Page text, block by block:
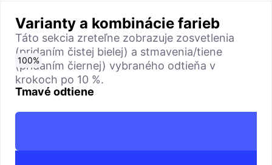
Varianty a kombinácie farieb
Táto sekcia zreteľne zobrazuje zosvetlenia
(pridaním čistej bielej) a stmavenia/tiene
(pridaním čiernej) vybraného odtieňa v
krokoch po 10 %.
Tmavé odtiene
0%
10%
20%
30%
40%
50%
60%
70%
80%
90%
100%